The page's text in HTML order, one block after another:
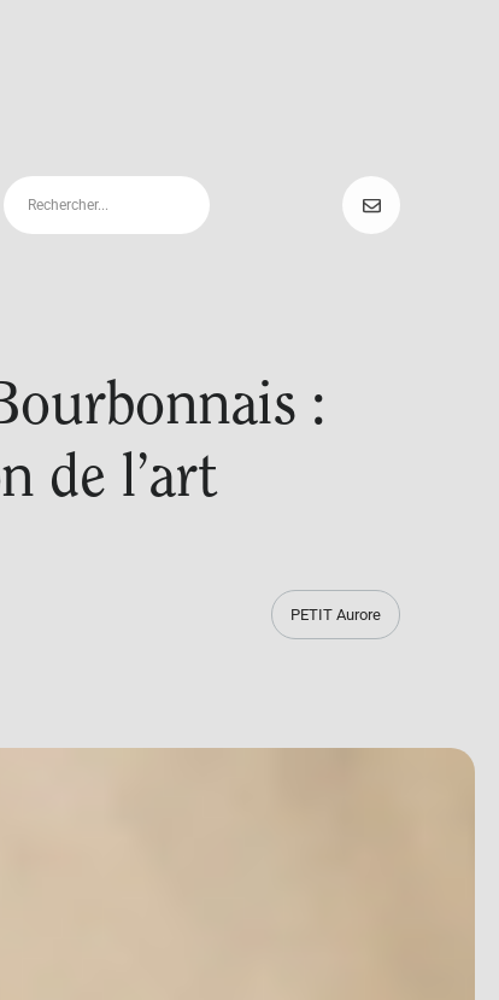
:
de l’art
PETIT Aurore